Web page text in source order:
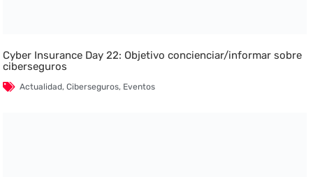
Cyber Insurance Day 22: Objetivo concienciar/informar sobre
ciberseguros
Actualidad,Ciberseguros, Eventos